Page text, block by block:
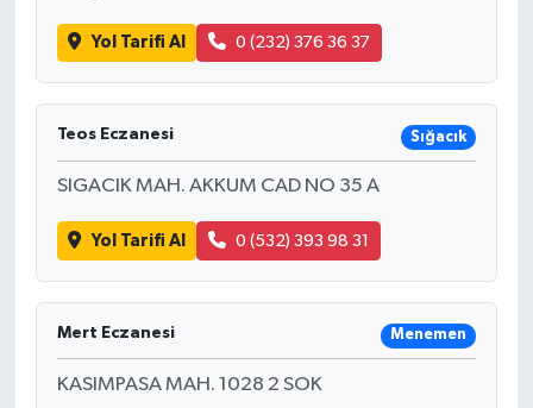
Yol Tarifi Al 0 (232) 376 36 37
Teos Eczanesi Sığacık
SIGACIK MAH. AKKUM CAD NO 35 A
Yol Tarifi Al 0 (532) 393 98 31
Mert Eczanesi Menemen
KASIMPASA MAH. 1028 2 SOK